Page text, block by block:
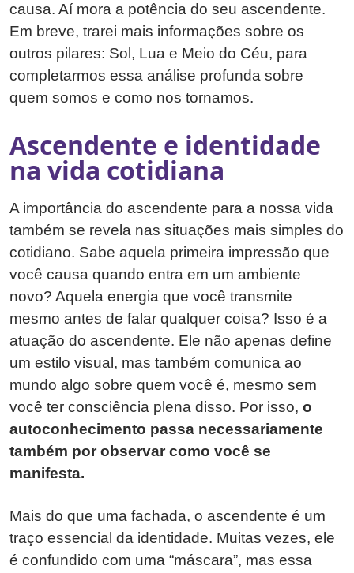
causa. Aí mora a potência do seu ascendente.
Em breve, trarei mais informações sobre os
outros pilares: Sol, Lua e Meio do Céu, para
completarmos essa análise profunda sobre
quem somos e como nos tornamos.
Ascendente e identidade
na vida cotidiana
A importância do ascendente para a nossa vida
também se revela nas situações mais simples do
cotidiano. Sabe aquela primeira impressão que
você causa quando entra em um ambiente
novo? Aquela energia que você transmite
mesmo antes de falar qualquer coisa? Isso é a
atuação do ascendente. Ele não apenas define
um estilo visual, mas também comunica ao
mundo algo sobre quem você é, mesmo sem
você ter consciência plena disso. Por isso, o
autoconhecimento passa necessariamente
também por observar como você se
manifesta.
Mais do que uma fachada, o ascendente é um
traço essencial da identidade. Muitas vezes, ele
é confundido com uma “máscara”, mas essa